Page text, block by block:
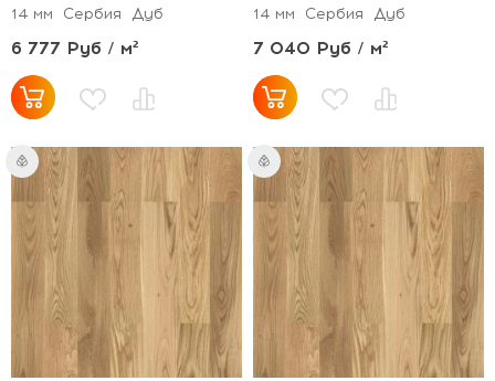
14 мм Сербия Дуб
6 777 Руб / м²
14 мм Сербия Дуб
7 040 Руб / м²